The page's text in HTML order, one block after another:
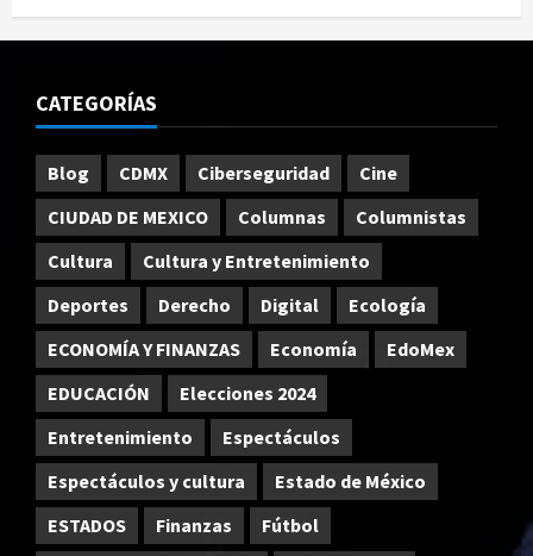
CATEGORÍAS
Blog CDMX Ciberseguridad
Cine
CIUDAD DE MEXICO
Columnas
Columnistas
Cultura
Cultura y Entretenimiento
Deportes
Derecho Digital
Ecología
ECONOMÍA Y FINANZAS
Economía
EdoMex
EDUCACIÓN
Elecciones 2024
Entretenimiento
Espectáculos
Espectáculos y cultura
Estado de México
ESTADOS
Finanzas
Fútbol